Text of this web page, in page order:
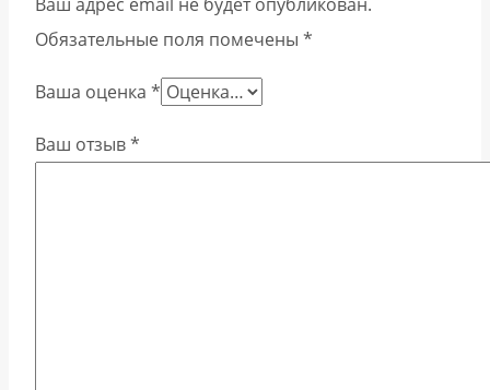
Обязательные поля помечены *
Ваша оценка *
Ваш отзыв*